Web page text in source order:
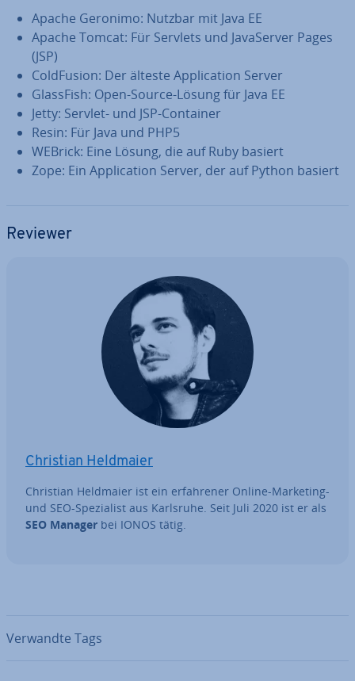
Apache Geronimo: Nutzbar mit Java EE
Apache Tomcat: Für Servlets und Ja­va­Ser­ver Pages
(JSP)
Cold­Fu­si­on: Der älteste Ap­pli­ca­ti­on Server
GlassFish: Open-Source-Lösung für Java EE
Jetty: Servlet- und JSP-Container
Resin: Für Java und PHP5
WEBrick: Eine Lösung, die auf Ruby basiert
Zope: Ein Ap­pli­ca­ti­on Server, der auf Python basiert
Reviewer
Christian Heldmaier
Christian Heldmaier ist ein er­fah­re­ner Online-Marketing-
und SEO-Spe­zia­list aus Karlsruhe. Seit Juli 2020 ist er als
SEO Manager bei IONOS tätig.
Verwandte Tags